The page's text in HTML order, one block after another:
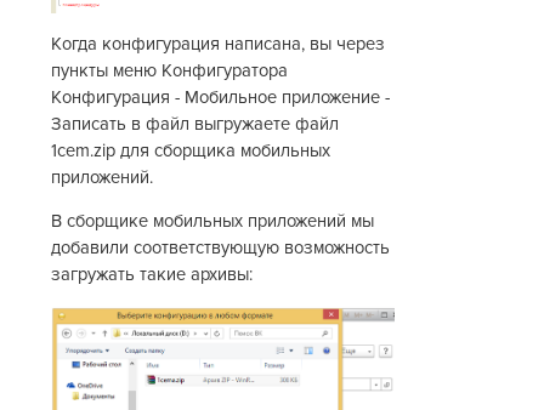
Когда конфигурация написана, вы через
пункты меню Конфигуратора
Конфигурация - Мобильное приложение -
Записать в файл выгружаете файл
1cem.zip для сборщика мобильных
приложений.
В сборщике мобильных приложений мы
добавили соответствующую возможность
загружать такие архивы: